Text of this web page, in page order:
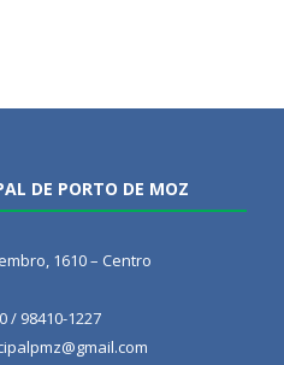
DE PORTO DE MOZ
1610 – Centro
/ 98410-1227